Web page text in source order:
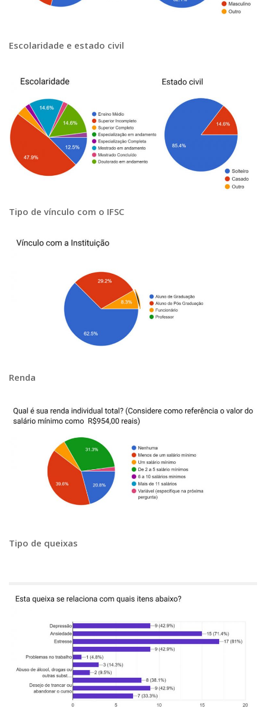
Escolaridade e estado civil
Tipo de vínculo com o IFSC
Renda
Tipo de queixas